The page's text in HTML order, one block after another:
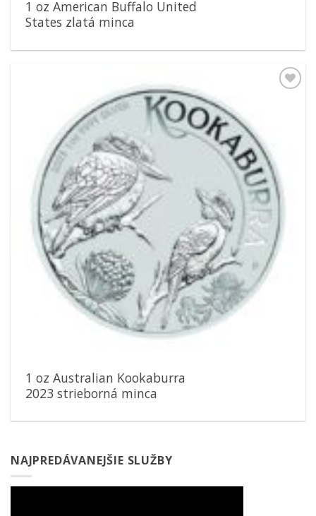
1 oz American Buffalo United
States zlatá minca
1 oz Australian Kookaburra
2023 strieborná minca
NAJPREDÁVANEJŠIE SLUŽBY